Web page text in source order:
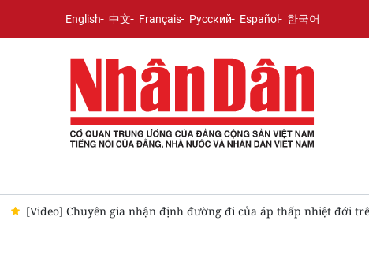
English 中文 Français Русский Español 한국어
nhiệt đới trên vịnh Bắc Bộ Hà Nội chủ động xây dựng các